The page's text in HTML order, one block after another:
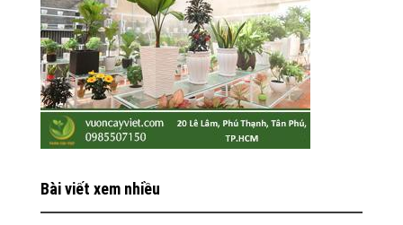
Bài viết xem nhiều